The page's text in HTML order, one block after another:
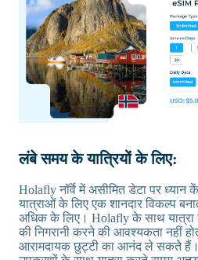
लंबे समय के यात्रियों के लिए:
Holafly नॉर्वे में असीमित डेटा पर ध्यान
यात्राओं के लिए एक शानदार विकल्प
अधिक के लिए। Holafly के साथ
की निगरानी करने की आवश्यकता नहीं
आरामदायक छुट्टी का आनंद ले सकते